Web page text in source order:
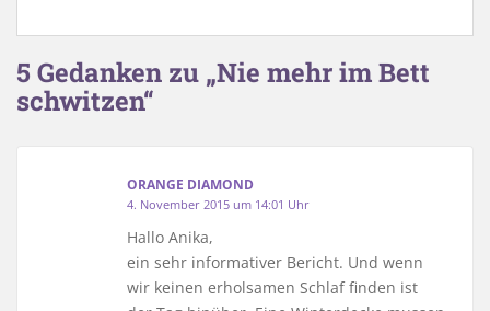
5 Gedanken zu „Nie mehr im Bett
schwitzen“
ORANGE DIAMOND
4. November 2015 um 14:01 Uhr
Hallo Anika,
ein sehr informativer Bericht. Und wenn
wir keinen erholsamen Schlaf finden ist